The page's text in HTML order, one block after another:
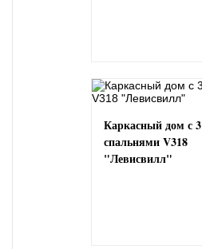
Каркасный дом с 3
спальнями V318
"Левисвилл"